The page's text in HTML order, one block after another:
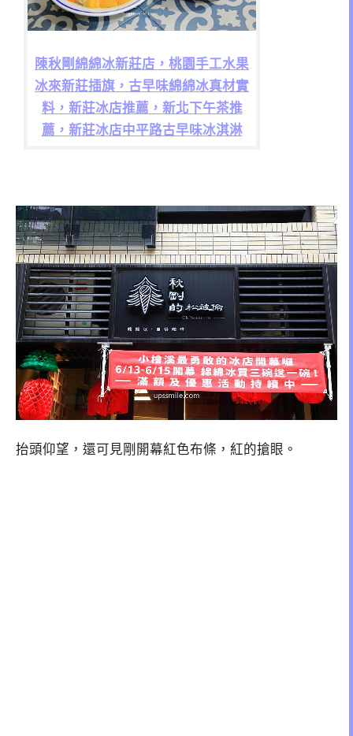
陳秋剛綿綿冰新莊店，桃園手工水果
冰來新莊插旗，古早味綿綿冰真材實
料，新莊冰店推薦，新北下午茶推
薦，新莊冰店中平路古早味冰淇淋
抬頭仰望，還可見剛開幕紅色布條，紅的搶眼。